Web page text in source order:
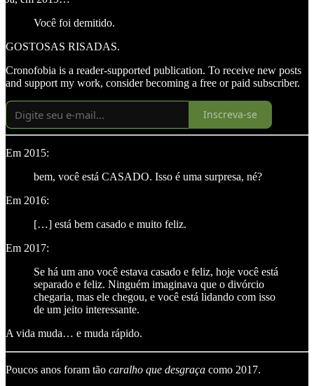
Você foi demitido.
GOSTOSAS RISADAS.
Cronofobia is a reader-supported publication. To receive new posts
and support my work, consider becoming a free or paid subscriber.
Inscreva-se
Em 2015:
bem, você está CASADO. Isso é uma surpresa, né?
Em 2016:
[…] está bem casado e muito feliz.
Em 2017:
Se há um ano você estava casado e feliz, hoje você está
separado e feliz. Ninguém imaginava que o divórcio
chegaria, mas ele chegou, e você está lidando com isso
de um jeito interessante.
A vida muda… e muda rápido.
Poucos anos foram tão caralho que desgraça como 2017.